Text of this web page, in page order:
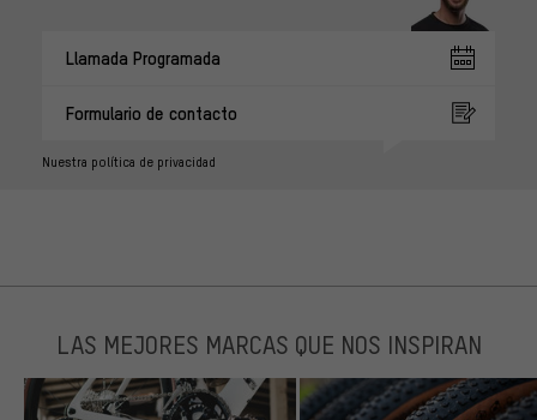
Llamada Programada
Formulario de contacto
Nuestra política de privacidad
LAS MEJORES MARCAS QUE NOS INSPIRAN